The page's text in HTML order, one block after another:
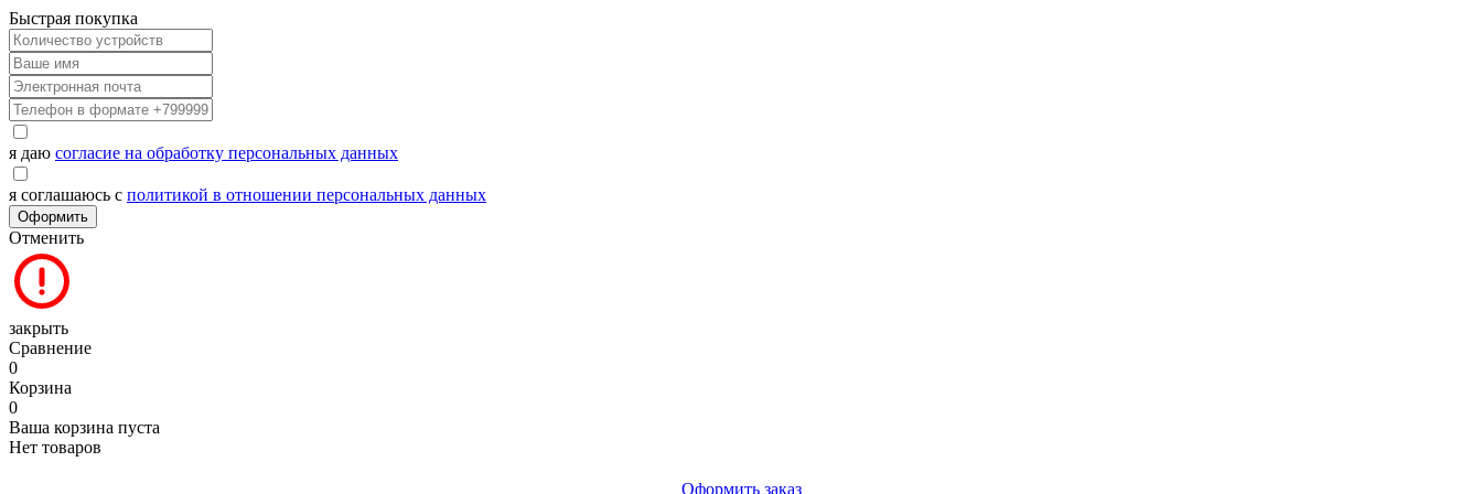
Быстрая покупка
я даю согласие на обработку персональных данных
я соглашаюсь с политикой в отношении персональных данных
Оформить
Отменить
закрыть
Сравнение
0
Корзина
0
Ваша корзина пуста
Нет товаров
Оформить заказ